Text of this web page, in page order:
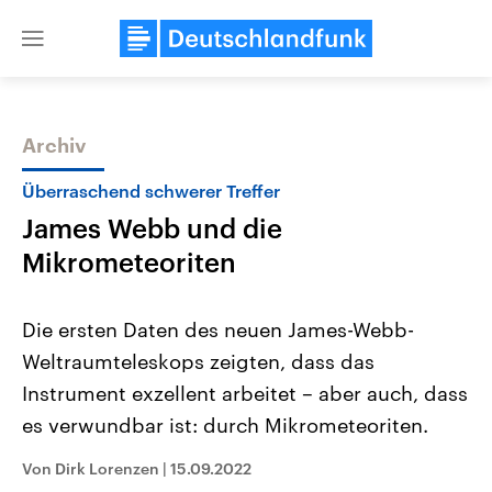
Close
Themen
Landtagswahl Sachsen-Anhalt
2026
Alle Informationen
Sachsen-Anhalt wählt am 6.
Landtag. Seit 2021 wird das
Aktuelle Beiträge,
Hintergründe
Wirtschaftlich und
Archiv
Überraschend schwerer Treffer
James Webb und die
Mikrometeoriten
Die ersten Daten des neuen James-Webb-
Weltraumteleskops zeigten, dass das
Instrument exzellent arbeitet – aber auch, dass
es verwundbar ist: durch Mikrometeoriten.
Von Dirk Lorenzen | 15.09.2022